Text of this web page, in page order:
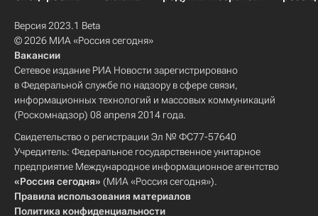
Версия 2023.1 Beta
© 2026 МИА «Россия сегодня»
Вакансии
Сетевое издание РИА Новости зарегистрировано
в Федеральной службе по надзору в сфере связи,
информационных технологий и массовых коммуникаций
(Роскомнадзор) 08 апреля 2014 года.
Свидетельство о регистрации Эл № ФС77-57640
Учредитель: Федеральное государственное унитарное
предприятие Международное информационное агентство
«Россия сегодня» (МИА «Россия сегодня»).
Правила использования материалов
Политика конфиденциальности